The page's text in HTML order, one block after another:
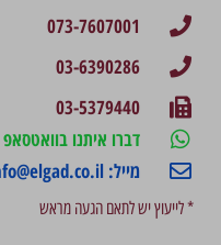
073-7607001
03-6390286
03-5379440
דברו איתנו בוואטסאפ
מייל: info@elgad.co.il
* לייעוץ יש לתאם הגעה מראש